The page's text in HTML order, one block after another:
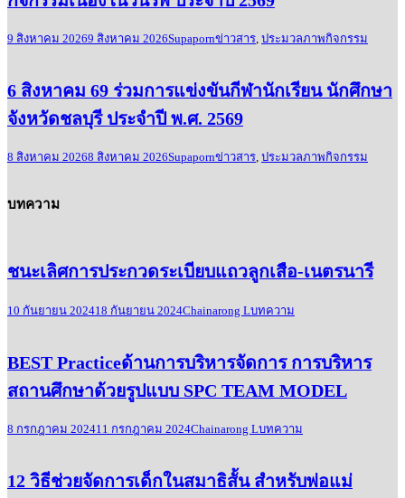
9 สิงหาคม 20269 สิงหาคม 2026Supapornข่าวสาร ประมวลภาพกิจกรรม
6 สิงหาคม 69 ร่วมการแข่งขันกีฬานักเรียน นักศึกษา
จังหวัดชลบุรี ประจำปี พ.ศ. 2569
8 สิงหาคม 20268 สิงหาคม 2026Supapornข่าวสาร, ประมวลภาพกิจกรรม
บทความ
ชนะเลิศการประกวดระเบียบแถวลูกเสือ-เนตรนารี
10 กันยายน 202418 กันยายน 2024Chainarong Lบทความ
BEST Practiceด้านการบริหารจัดการ การบริหาร
สถานศึกษาด้วยรูปแบบ SPC TEAM MODEL
8 กรกฎาคม 202411 กรกฎาคม 2024Chainarong Lบทความ
12 วิธีช่วยจัดการเด็กในสมาธิสั้น สำหรับพ่อแม่